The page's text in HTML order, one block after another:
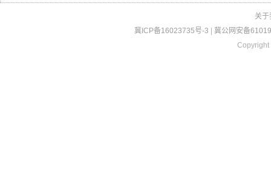
关于
冀ICP备16023735号-3
冀公网安备